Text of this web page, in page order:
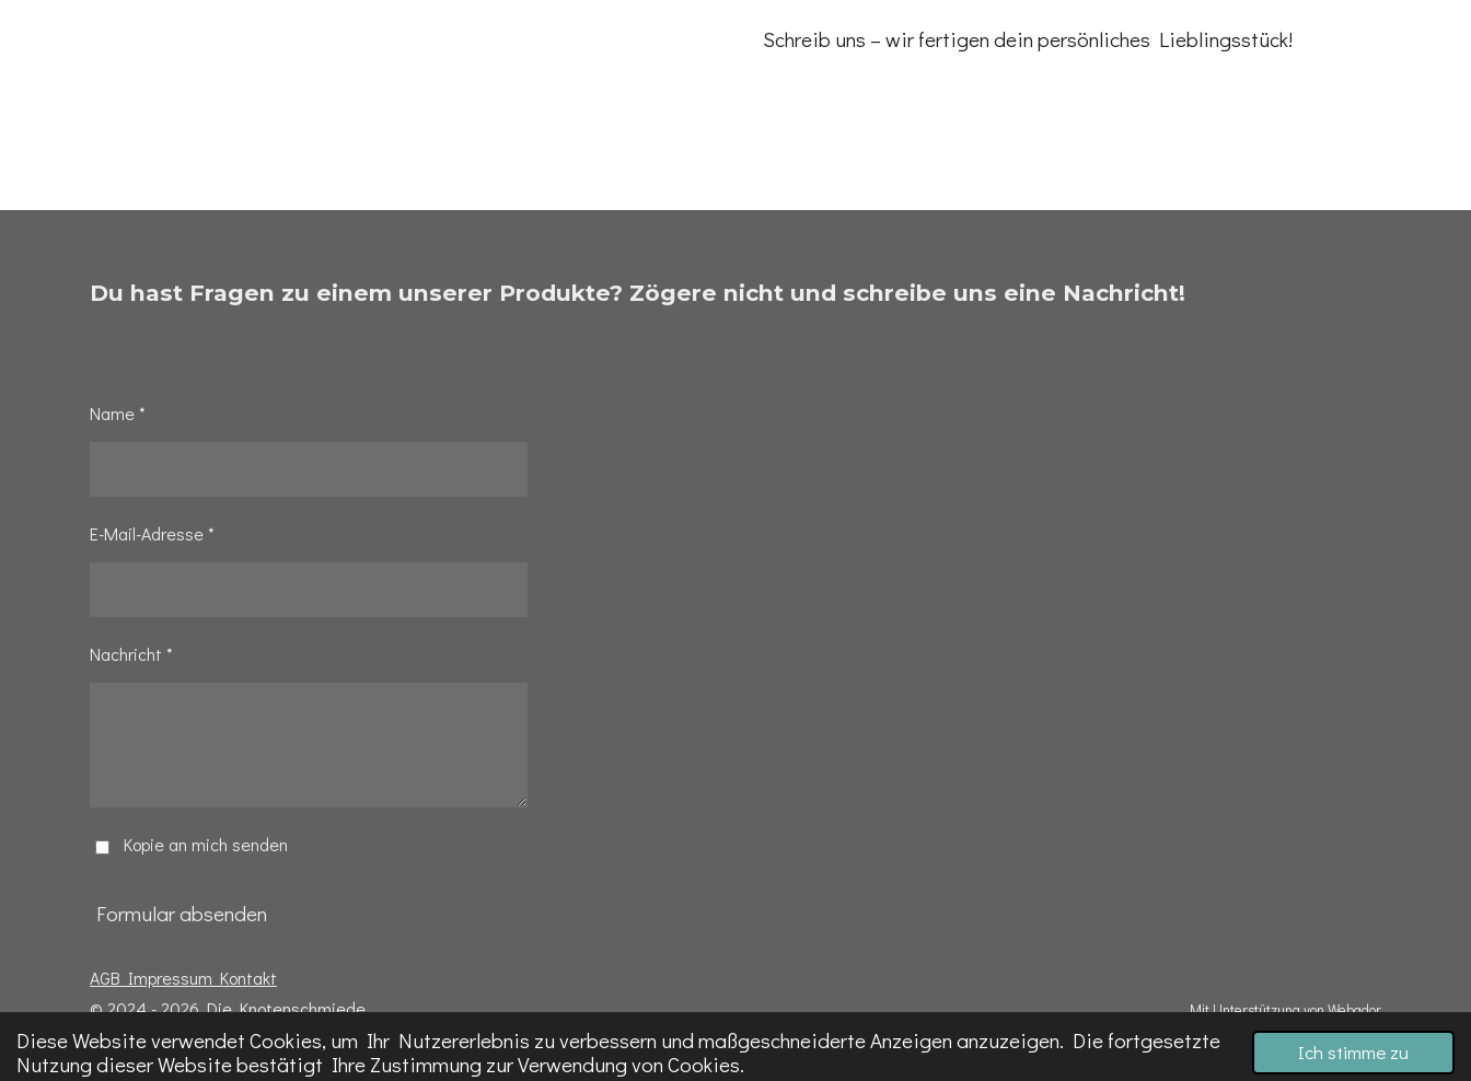
Diese Website verwendet Cookies, um Ihr Nutzererlebnis zu verbessern und maßgeschneiderte Anzeigen anzuzeigen. Die fortgesetzte
Nutzung dieser Website bestätigt Ihre Zustimmung zur Verwendung von Cookies.
Ich stimme zu
Schreib uns – wir fertigen dein persönliches Lieblingsstück!
Du hast Fragen zu einem unserer Produkte? Zögere nicht und schreibe uns eine Nachricht!
Name *
E-Mail-Adresse *
Nachricht *
Kopie an mich senden
Formular absenden
AGB Impressum Kontakt
© 2024 - 2026 Die Knotenschmiede
Mit Unterstützung vonWebador